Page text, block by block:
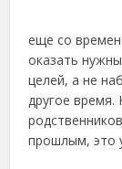
еще со времен
оказать
целей, а не
другое время.
прошлым, это